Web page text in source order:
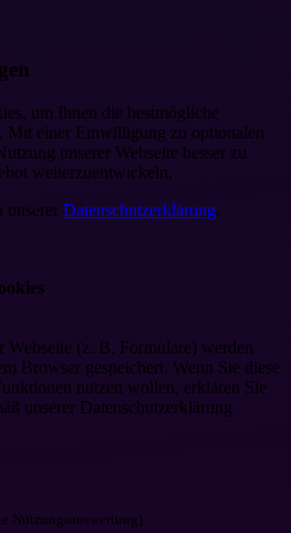
um Ihnen die bestmögliche
Mit einer Einwilligung zu optionalen
unserer Webseite besser zu
weiterzuentwickeln.
unserer Datenschutzerklärung.
Webseite (z. B. Formulare) werden
Browser gespeichert. Wenn Sie diese
nutzen wollen, erklären Sie
unserer Datenschutzerklärung
Nutzungsauswertung)